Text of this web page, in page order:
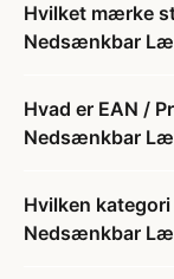
Hvilket mærke
Nedsænkbar
Hvad er EAN /
Nedsænkbar
Hvilken
Nedsænkbar